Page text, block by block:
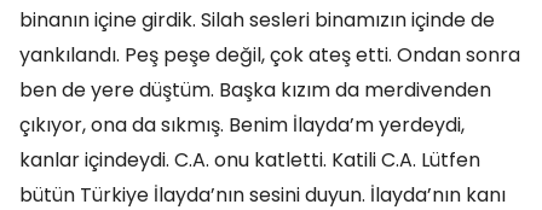
binanın içine girdik. Silah sesleri binamızın içinde de
yankılandı. Peş peşe değil, çok ateş etti. Ondan sonra
ben de yere düştüm. Başka kızım da merdivenden
çıkıyor, ona da sıkmış. Benim İlayda’m yerdeydi,
kanlar içindeydi. C.A. onu katletti. Katili C.A. Lütfen
bütün Türkiye İlayda’nın sesini duyun. İlayda’nın kanı